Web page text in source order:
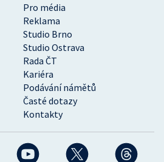
Pro média
Reklama
Studio Brno
Studio Ostrava
Rada ČT
Kariéra
Podávání námětů
Časté dotazy
Kontakty